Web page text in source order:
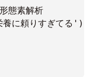
態素解析
頼りすぎてる')